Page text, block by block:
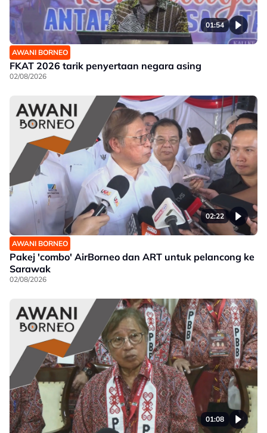
01:54
AWANI BORNEO
FKAT 2026 tarik penyertaan negara asing
02/08/2026
02:22
AWANI BORNEO
Pakej 'combo' AirBorneo dan ART untuk pelancong ke
Sarawak
02/08/2026
01:08